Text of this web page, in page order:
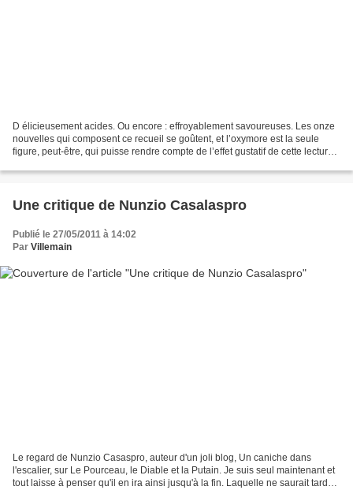
D élicieusement acides. Ou encore : effroyablement savoureuses. Les onze
nouvelles qui composent ce recueil se goûtent, et l’oxymore est la seule
figure, peut-être, qui puisse rendre compte de l’effet gustatif de cette lecture.
Une critique de Nunzio Casalaspro
Publié le 27/05/2011 à 14:02
Par Villemain
Le regard de Nunzio Casaspro, auteur d'un joli blog, Un caniche dans
l'escalier, sur Le Pourceau, le Diable et la Putain. Je suis seul maintenant et
tout laisse à penser qu'il en ira ainsi jusqu'à la fin. Laquelle ne saurait tarder,